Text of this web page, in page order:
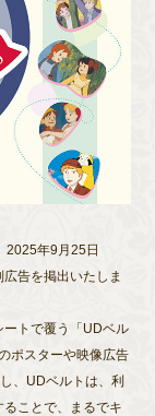
2025年9月25日
告を掲出いたしま
トで覆う「UDベル
ポスターや映像広告
、UDベルトは、利
ことで、まるでキ